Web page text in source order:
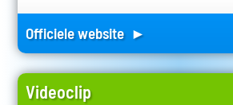
Officiele website ►
Videoclip